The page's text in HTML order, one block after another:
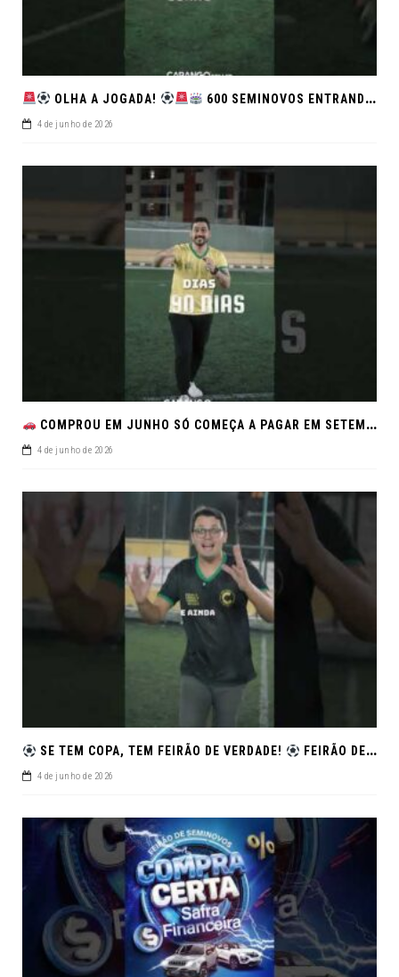
OLHA A JOGADA! 600 SEMINOVOS ENTRANDO EM CAMPO NO FEIRÃO DE VERDADE!
4 de junho de 2026
COMPROU EM JUNHO SÓ COMEÇA A PAGAR EM SETEMBRO!NO FEIRÃO DE VERDADE EM ARACJU
4 de junho de 2026
SE TEM COPA, TEM FEIRÃO DE VERDADE! FEIRÃO DE SEMINOVOS EM ALTA – ARACAJU
4 de junho de 2026